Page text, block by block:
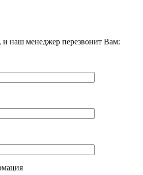
наш менеджер перезвонит Вам: